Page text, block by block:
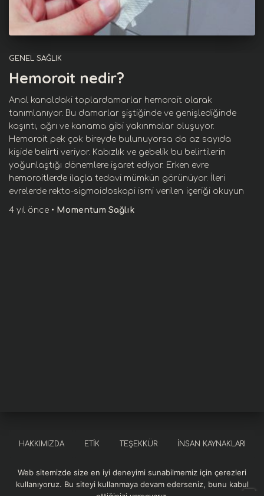
GENEL SAĞLIK
Hemoroit nedir?
Anal kanaldaki toplardamarlar hemoroit olarak
tanımlanıyor. Bu damarlar şiştiğinde ve genişlediğinde
kaşıntı, ağrı ve kanama gibi yakınmalar oluşuyor.
Hemoroit pek çok bireyde bulunuyorsa da az sayıda
kişide belirti veriyor. Kabızlık ve gebelik bu belirtilerin
yoğunlaştığı dönemlere işaret ediyor. Erken evre
hemoroitlerde ilaçla tedavi mümkün görünüyor. İleri
evrelerde rekto-sigmoidoskopi ismi verilen içeriği okuyun
4 yıl önce • Momentum Sağlık
HAKKIMIZDA ETIK TEŞEKKÜR İNSAN KAYNAKLARI
SOSYAL SORUMLULUK KURUMSAL REFERANSLAR
Web sitemizde size en iyi deneyimi sunabilmemiz için çerezleri
kullanıyoruz. Bu siteyi kullanmaya devam ederseniz, bunu kabul